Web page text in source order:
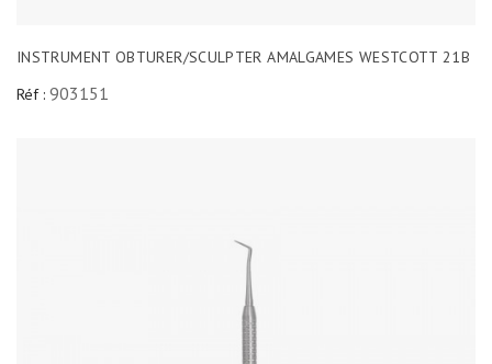
INSTRUMENT OBTURER/SCULPTER AMALGAMES WESTCOTT 21B
Réf : 903151